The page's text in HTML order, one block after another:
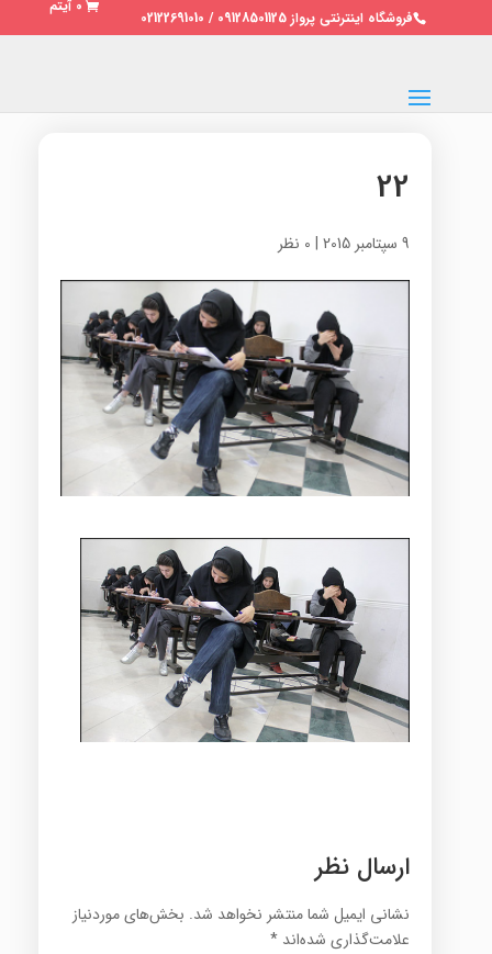
فروشگاه اینترنتی پرواز 09128501125 / 02122691010
0 آیتم
22
9 سپتامبر 2015 | 0 نظر
ارسال نظر
نشانی ایمیل شما منتشر نخواهد شد. بخش‌های موردنیاز
علامت‌گذاری شده‌اند *